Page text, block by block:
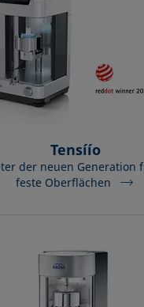
Tensíío
der neuen Generation
feste Oberflächen